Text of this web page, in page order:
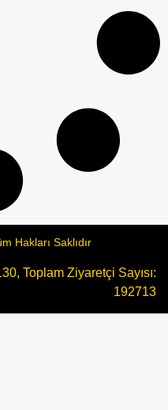
Hakları Saklıdır
Toplam Ziyaretçi Sayısı:
192713